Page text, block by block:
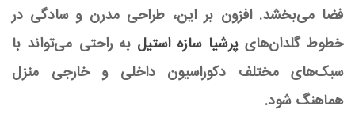
فضا می‌بخشد. افزون بر این، طراحی مدرن و سادگی در
خطوط گلدان‌هایپرشیا سازه استیل به راحتی می‌تواند با
سبک‌های مختلف دکوراسیون داخلی و خارجی منزل
هماهنگ شود.